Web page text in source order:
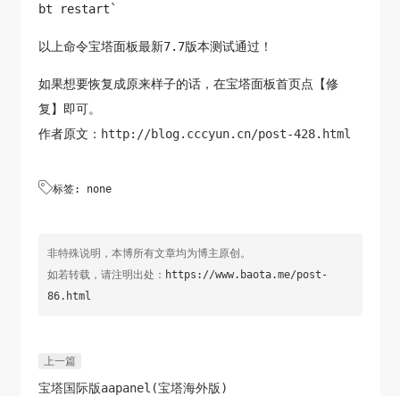
bt restart`
以上命令宝塔面板最新7.7版本测试通过！
如果想要恢复成原来样子的话，在宝塔面板首页点【修
复】即可。
作者原文： http://blog.cccyun.cn/post-428.html
标签: none
非特殊说明，本博所有文章均为博主原创。
如若转载，请注明出处： https://www.baota.me/post-
86.html
上一篇
宝塔国际版aapanel(宝塔海外版)